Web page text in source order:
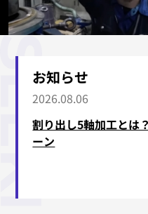
お知らせ
2026.08.06
割り出し5軸加工とは
ーン